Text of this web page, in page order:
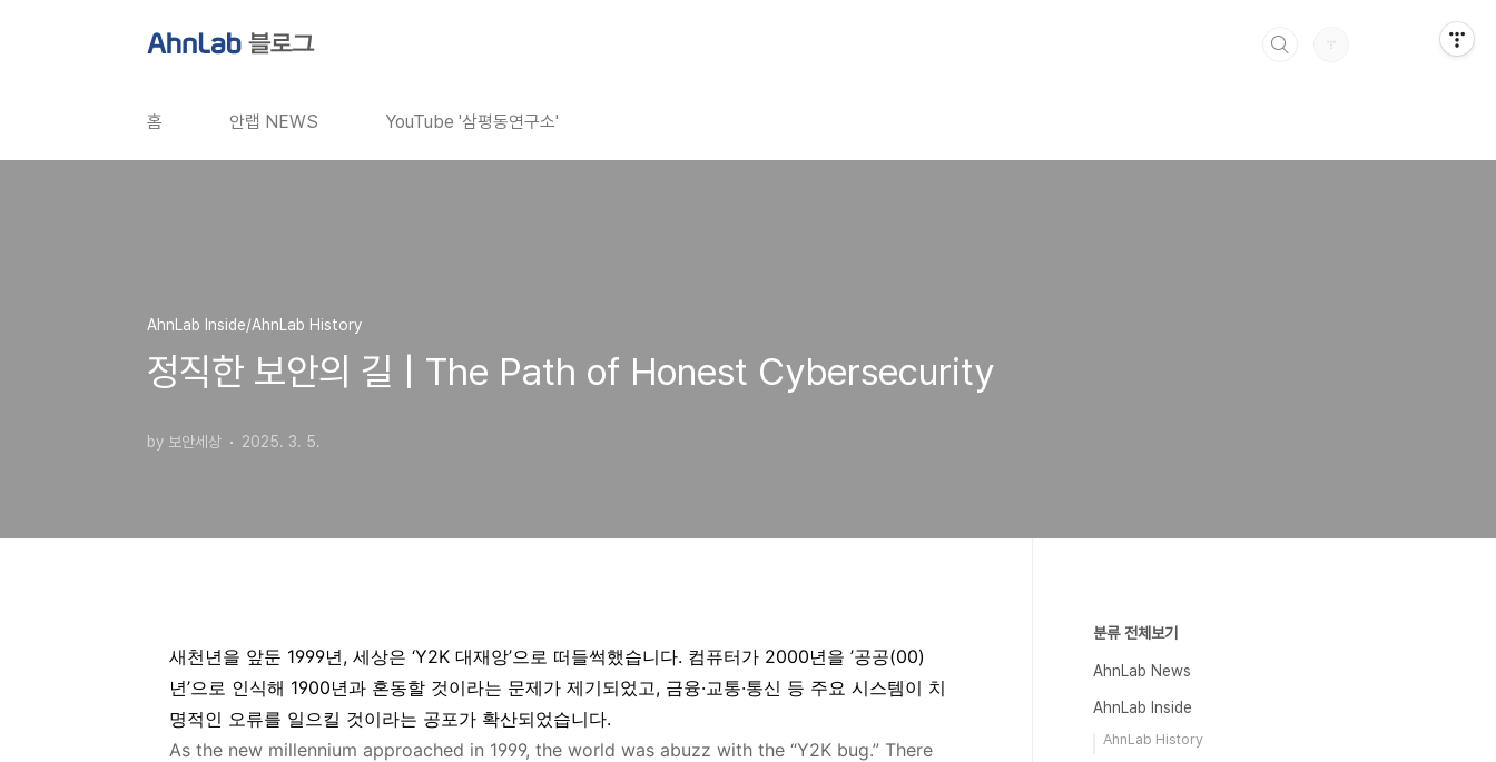
홈 안랩 NEWS YouTube '삼평동연구소'
AhnLab Inside/AhnLab History
정직한 보안의 길 | The Path of Honest Cybersecurity
by 보안세상 2025. 3. 5.
새천년을 앞둔 1999년, 세상은 ‘Y2K 대재앙’으로 떠들썩했습니다. 컴퓨터가 2000년을 ’공공(00)
년’으로 인식해 1900년과 혼동할 것이라는 문제가 제기되었고, 금융·교통·통신 등 주요 시스템이 치
명적인 오류를 일으킬 것이라는 공포가 확산되었습니다.
As the new millennium approached in 1999, the world was abuzz with the “Y2K bug.” There
분류 전체보기
AhnLab News
AhnLab Inside
AhnLab History